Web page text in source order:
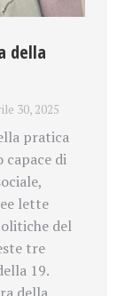
della
30, 2025
pratica
di
lette
del
tre
19.